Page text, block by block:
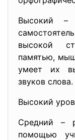
Высокий –
высокой
памятью,
умеет их
звуков слова.
Высокий
Средний –
помощью